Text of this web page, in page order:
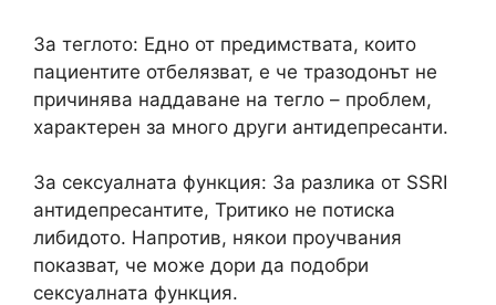
За теглото: Едно от предимствата, които
пациентите отбелязват, е че тразодонът не
причинява наддаване на тегло – проблем,
характерен за много други антидепресанти.
За сексуалната функция: За разлика от SSRI
антидепресантите, Тритико не потиска
либидото. Напротив, някои проучвания
показват, че може дори да подобри
сексуалната функция.